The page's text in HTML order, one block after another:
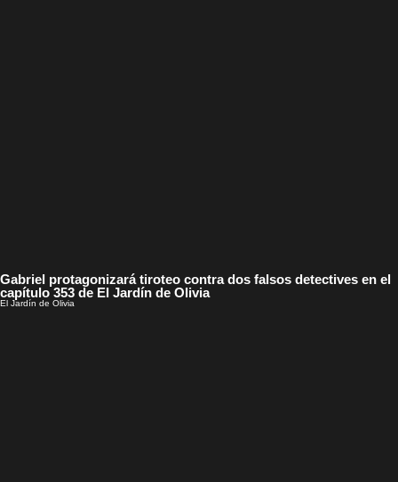
Gabriel protagonizará tiroteo contra dos falsos detectives en el
capítulo 353 de El Jardín de Olivia
El Jardín de Olivia